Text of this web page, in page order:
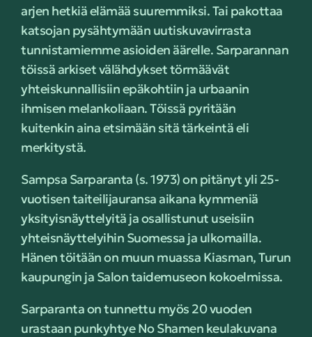
arjen hetkiä elämää suuremmiksi. Tai pakottaa
katsojan pysähtymään uutiskuvavirrasta
tunnistamiemme asioiden äärelle. Sarparannan
töissä arkiset välähdykset törmäävät
yhteiskunnallisiin epäkohtiin ja urbaanin
ihmisen melankoliaan. Töissä pyritään
kuitenkin aina etsimään sitä tärkeintä eli
merkitystä.
Sampsa Sarparanta (s. 1973) on pitänyt yli 25-
vuotisen taiteilijauransa aikana kymmeniä
yksityisnäyttelyitä ja osallistunut useisiin
yhteisnäyttelyihin Suomessa ja ulkomailla.
Hänen töitään on muun muassa Kiasman, Turun
kaupungin ja Salon taidemuseon kokoelmissa.
Sarparanta on tunnettu myös 20 vuoden
urastaan punkyhtye No Shamen keulakuvana